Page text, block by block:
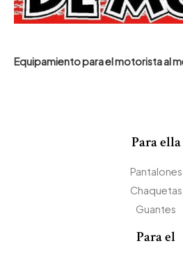
Equipamiento para el motorista al
Para ella
Pantalones
Chaquetas
Guantes
Para el